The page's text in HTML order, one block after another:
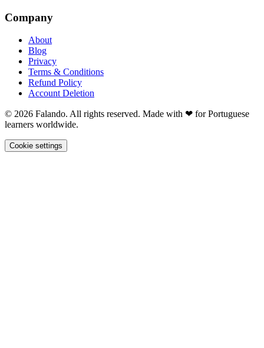
Company
About
Blog
Privacy
Terms & Conditions
Refund Policy
Account Deletion
© 2026 Falando. All rights reserved. Made with ❤ for Portuguese
learners worldwide.
Cookie settings